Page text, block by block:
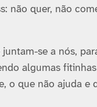
não quer, não
se a nós,
algumas
o que não ajuda e